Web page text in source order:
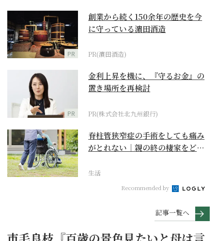
PR
創業から続く150余年の歴史を今
に守っている濵田酒造
PR(濵田酒造)
PR
金利上昇を機に、『守るお金』の
置き場所を再検討
PR(株式会社北九州銀行)
脊柱管狭窄症の手術をしても痛み
がとれない｜親の終の棲家をどう
生活
Recommended by
記事一覧へ